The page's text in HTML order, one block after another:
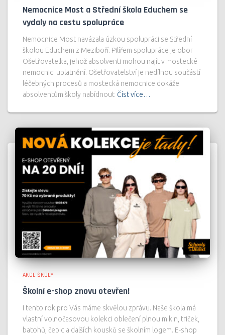
Nemocnice Most a Střední škola Educhem se
vydaly na cestu spolupráce
Nemocnice Most navázala úzkou spolupráci se Střední
školou Educhem z Meziboří. Pilířem spolupráce je obor
Ošetřovatelka, jehož absolventi mohou najít v mostecké
nemocnici uplatnění. Ošetřovatelství je nedílnou součástí
léčebných procesů a mostecká nemocnice dokáže
absolventům školy nabídnout Číst více…
AKCE ŠKOLY
Školní e-shop znovu otevřen!
I tento rok pro Vás máme skvělou zprávu. Naše škola má
vlastní volnočasovou kolekci oblečení plnou mikin, triček,
batohů, čepic a dalších kousků se školním logem. E-shop